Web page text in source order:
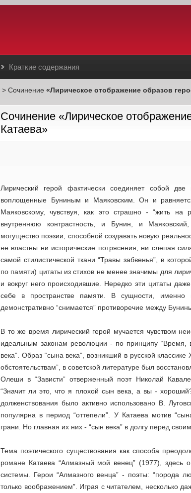
Краткие содержания
> Сочинение «Лирическое отображение образов
Сочинение «Лирическое
Катаева»
Лирический герой фактически соединяет собой
воплощенные Буниным и Маяковским. Он и
Маяковскому, чувствуя, как это страшно - “жить
внутреннюю контрастность, и Бунин, и
могущество поэзии, способной создавать новую
не властны ни исторические потрясения, ни слепая
самой стилистической ткани “Травы забвенья”, в
по памяти) цитаты из стихов не менее значимы для
и вокруг него происходившие. Нередко эти цитаты
себе в пространстве памяти. В сущности, именно
демонстративно “снимается” противоречие между
В то же время лирический герой мучается чувством
идеальным законам революции - по принципу
века”. Образ “сына века”, возникший в русской классике
обстоятельствам”, в советской литературе был
Олеши в “Зависти” отверженный поэт Николай
“Значит ли это, что я плохой сын века, а вы -
долженствования было активно использовано В.
популярна в период “оттепели”. У Катаева мотив
грани. Но главная их них - “сын века” в долгу перед
Тема поэтического существования как способа
романе Катаева “Алмазный мой венец” (1977), здесь
системы. Герои “Алмазного венца” - поэты: “порода
только воображением”. Играя с читателем, несколько